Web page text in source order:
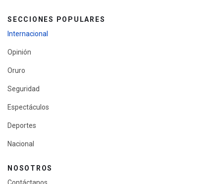
SECCIONES POPULARES
Internacional
Opinión
Oruro
Seguridad
Espectáculos
Deportes
Nacional
NOSOTROS